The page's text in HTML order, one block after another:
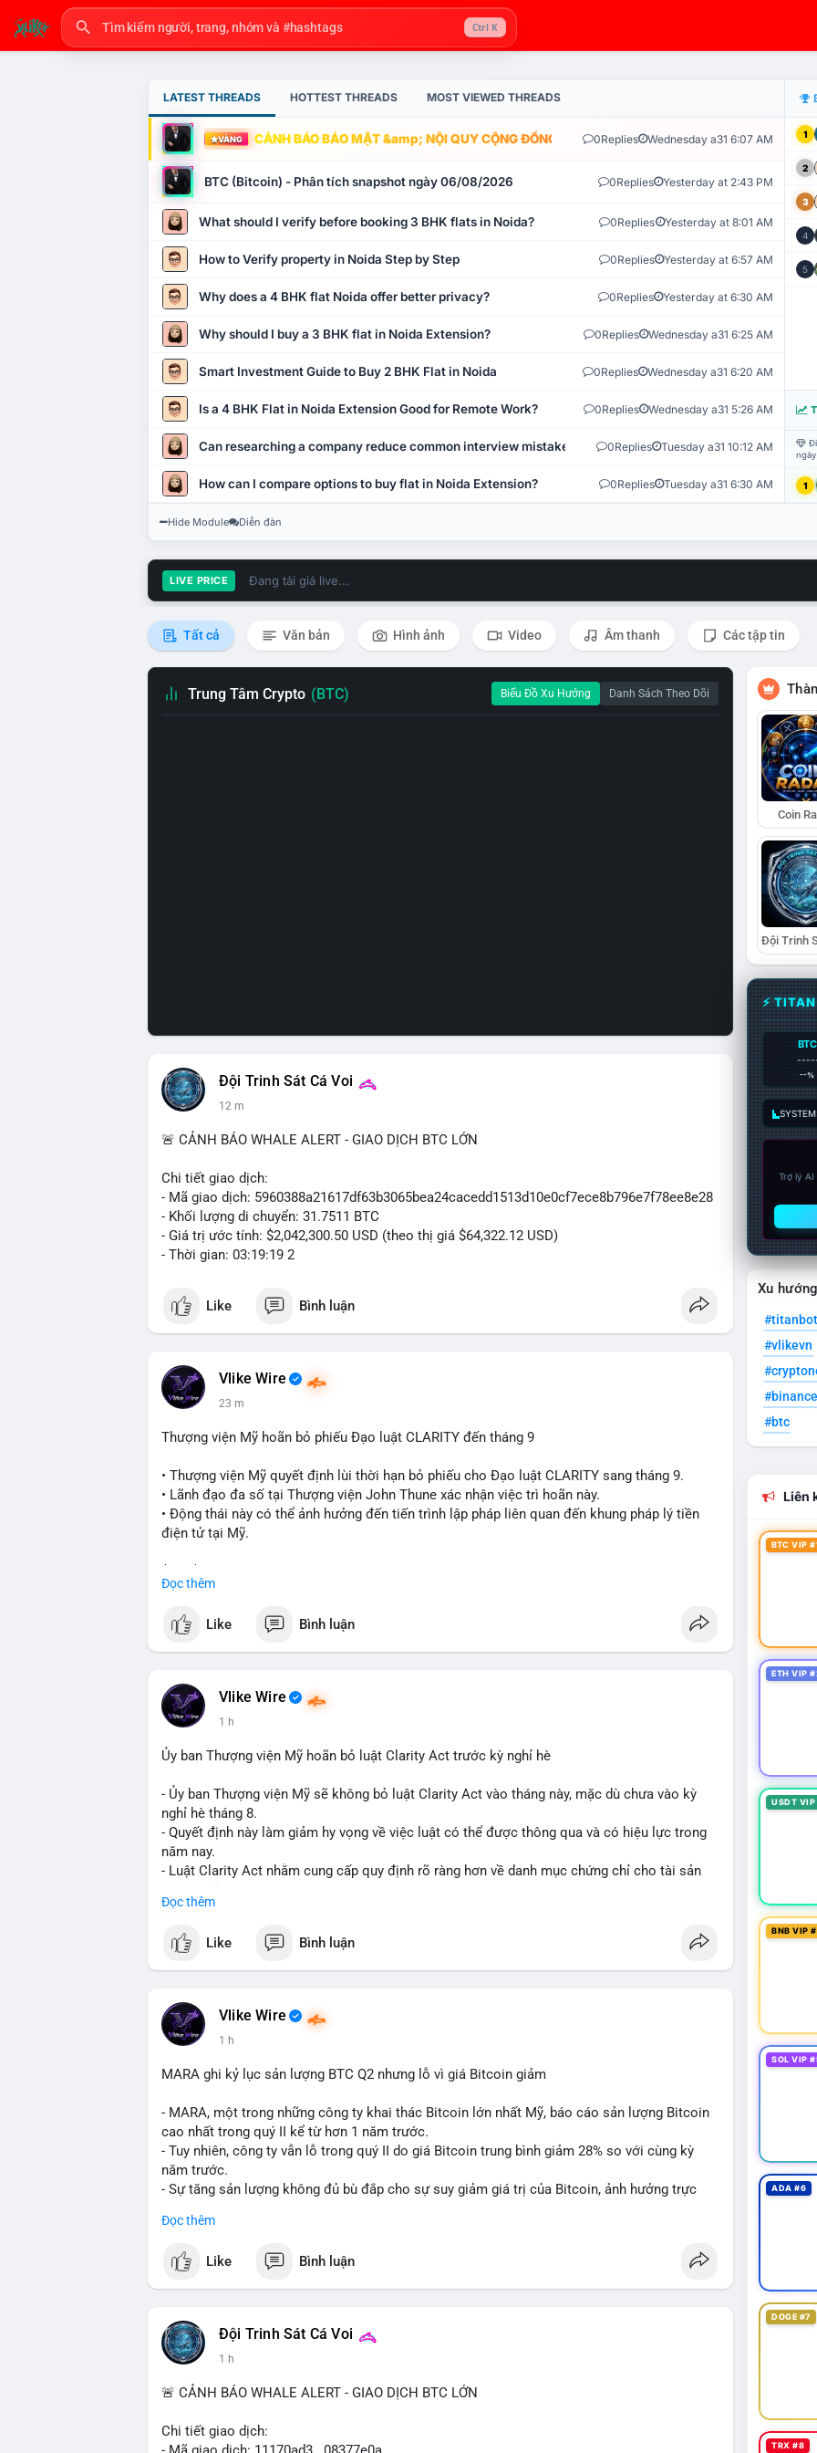
Ctrl K
LATEST THREADS HOTTEST THREADS MOST VIEWED THREADS
VÀNG CẢNH BÁO BẢO MẬT &amp; NỘI QUY CỘNG ĐỒNG VLIKE.VN: HỆ THỐNG GIÁM SÁT TỰ
0Replies Wednesday a31 6:07 AM
BTC (Bitcoin) - Phân tích snapshot ngày 06/08/2026 0Replies Yesterday at 2:43 PM
What should I verify before booking 3 BHK flats in Noida? 0Replies Yesterday at 8:01 AM
How to Verify property in Noida Step by Step 0Replies Yesterday at 6:57 AM
Why does a 4 BHK flat Noida offer better privacy? 0Replies Yesterday at 6:30 AM
Why should I buy a 3 BHK flat in Noida Extension? 0Replies Wednesday a31 6:25 AM
Smart Investment Guide to Buy 2 BHK Flat in Noida 0Replies Wednesday a31 6:20 AM
Is a 4 BHK Flat in Noida Extension Good for Remote Work? 0Replies Wednesday a31 5:26 AM
Can researching a company reduce common interview mistakes? 0Replies Tuesday a31 10:12 AM
How can I compare options to buy flat in Noida Extension? 0Replies Tuesday a31 6:30 AM
1
2
3
4
5
1
Hide Module Diễn đàn
LIVE PRICE Đang tải giá live...
Tất cả Văn bản Hình ảnh Video Âm thanh Các tập tin
Trung Tâm Crypto (BTC) Biểu Đồ Xu Hướng Danh Sách Theo Dõi
Đội Trinh Sát Cá Voi
12 m
🚨 CẢNH BÁO WHALE ALERT - GIAO DỊCH BTC LỚN
Chi tiết giao dịch:
- Mã giao dịch: 5960388a21617df63b3065bea24cacedd1513d10e0cf7ece8b796e7f78ee8e28
- Khối lượng di chuyển: 31.7511 BTC
- Giá trị ước tính: $2,042,300.50 USD (theo thị giá $64,322.12 USD)
- Thời gian: 03:19:19 2
Like Bình luận
Vlike Wire
23 m
Thượng viện Mỹ hoãn bỏ phiếu Đạo luật CLARITY đến tháng 9
• Thượng viện Mỹ quyết định lùi thời hạn bỏ phiếu cho Đạo luật CLARITY sang tháng 9.
• Lãnh đạo đa số tại Thượng viện John Thune xác nhận việc trì hoãn này.
• Động thái này có thể ảnh hưởng đến tiến trình lập pháp liên quan đến khung pháp lý tiền
điện tử tại Mỹ.
📰 Nguồn: Cointelegraph
Đọc thêm
Like Bình luận
Vlike Wire
1 h
Ủy ban Thượng viện Mỹ hoãn bỏ luật Clarity Act trước kỳ nghỉ hè
- Ủy ban Thượng viện Mỹ sẽ không bỏ luật Clarity Act vào tháng này, mặc dù chưa vào kỳ
nghỉ hè tháng 8.
- Quyết định này làm giảm hy vọng về việc luật có thể được thông qua và có hiệu lực trong
năm nay.
- Luật Clarity Act nhằm cung cấp quy định rõ ràng hơn về danh mục chứng chỉ cho tài sản
- Sự trì hoãn có thể ảnh hưởng đến sự tin tưởng của nhà đầu tư và phát triển thị trường
$btc $eth
#vlikevn
📰 Nguồn: CoinDesk
Đọc thêm
Like Bình luận
Vlike Wire
1 h
MARA ghi kỷ lục sản lượng BTC Q2 nhưng lỗ vì giá Bitcoin giảm
- MARA, một trong những công ty khai thác Bitcoin lớn nhất Mỹ, báo cáo sản lượng Bitcoin
cao nhất trong quý II kể từ hơn 1 năm trước.
- Tuy nhiên, công ty vẫn lỗ trong quý II do giá Bitcoin trung bình giảm 28% so với cùng kỳ
năm trước.
- Sự tăng sản lượng không đủ bù đắp cho sự suy giảm giá trị của Bitcoin, ảnh hưởng trực
#vlikevn #titanbot
📰 Nguồn: Cointelegraph
Đọc thêm
Like Bình luận
Đội Trinh Sát Cá Voi
1 h
🚨 CẢNH BÁO WHALE ALERT - GIAO DỊCH BTC LỚN
Chi tiết giao dịch:
Coin
⚡
BTC
--%
Trợ lý
Xu
#titanbot
#vlikevn
#btc
Liên
BTC VIP
ETH VIP
USDT
BNB VIP
SOL VIP
ADA #6
DOGE #7
TRX #8